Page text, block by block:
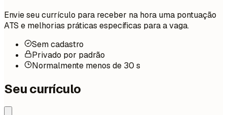
Envie seu currículo para receber na hora uma pontuação
ATS e melhorias práticas específicas para a vaga.
Sem cadastro
Privado por padrão
Normalmente menos de 30 s
Seu currículo